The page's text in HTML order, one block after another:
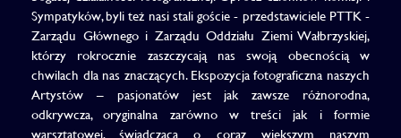
Sympatyków, byli też nasi stali goście - przedstawiciele PTTK -
Zarządu Głównego i Zarządu Oddziału Ziemi Wałbrzyskiej,
którzy rokrocznie zaszczycają nas swoją obecnością w
chwilach dla nas znaczących. Ekspozycja fotograficzna naszych
Artystów – pasjonatów jest jak zawsze różnorodna,
odkrywcza, oryginalna zarówno w treści jak i formie
warsztatowej, świadcząca o coraz większym naszym